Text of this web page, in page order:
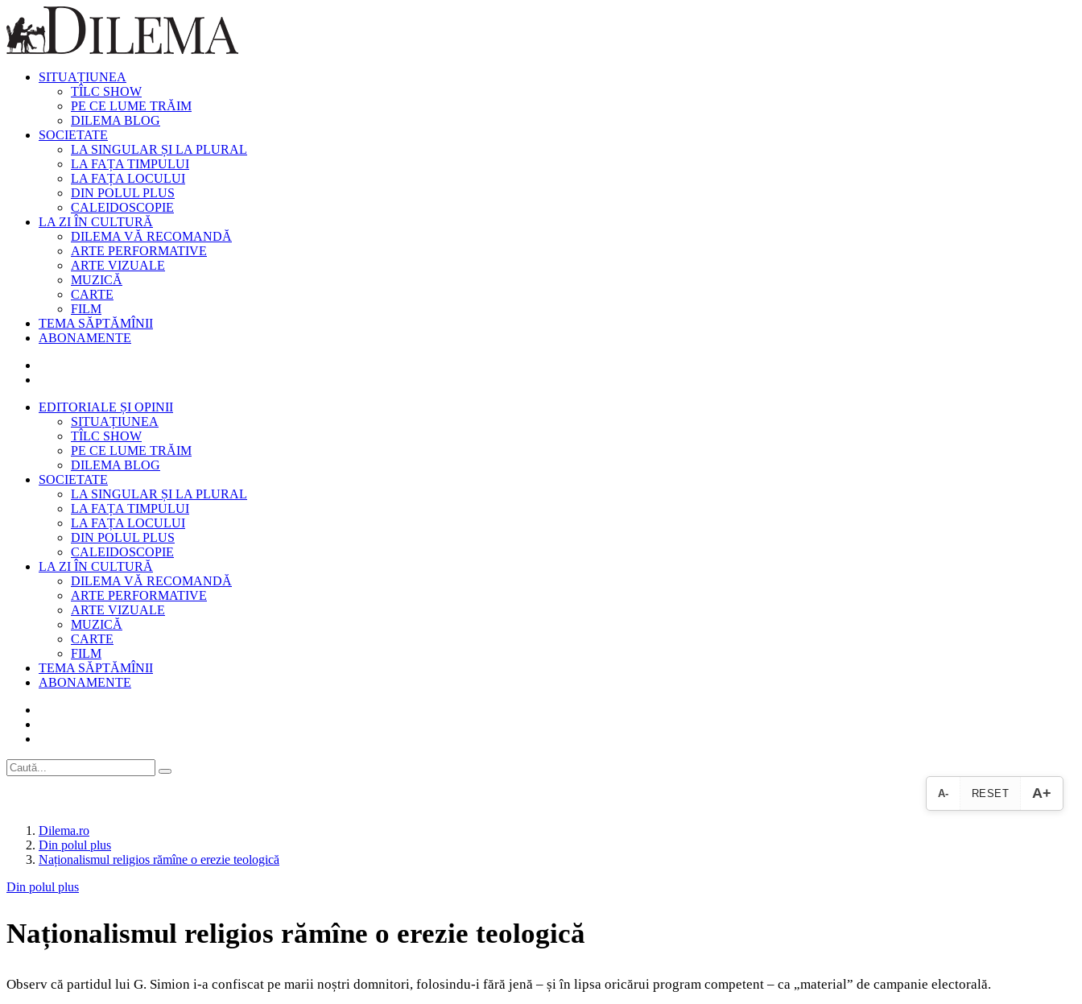
SITUAȚIUNEA
TÎLC SHOW
PE CE LUME TRĂIM
DILEMA BLOG
SOCIETATE
LA SINGULAR ȘI LA PLURAL
LA FAȚA TIMPULUI
LA FAȚA LOCULUI
DIN POLUL PLUS
CALEIDOSCOPIE
LA ZI ÎN CULTURĂ
DILEMA VĂ RECOMANDĂ
ARTE PERFORMATIVE
ARTE VIZUALE
MUZICĂ
CARTE
FILM
TEMA SĂPTĂMÎNII
ABONAMENTE
EDITORIALE ȘI OPINII
SITUAȚIUNEA
TÎLC SHOW
PE CE LUME TRĂIM
DILEMA BLOG
SOCIETATE
LA SINGULAR ȘI LA PLURAL
LA FAȚA TIMPULUI
LA FAȚA LOCULUI
DIN POLUL PLUS
CALEIDOSCOPIE
LA ZI ÎN CULTURĂ
DILEMA VĂ RECOMANDĂ
ARTE PERFORMATIVE
ARTE VIZUALE
MUZICĂ
CARTE
FILM
TEMA SĂPTĂMÎNII
ABONAMENTE
A- RESET A+
Dilema.ro
Din polul plus
Naționalismul religios rămîne o erezie teologică
Din polul plus
Naționalismul religios rămîne o erezie teologică
Observ că partidul lui G. Simion i-a confiscat pe marii noștri domnitori, folosindu-i fără jenă – și în lipsa oricărui program competent – ca „material” de campanie electorală.